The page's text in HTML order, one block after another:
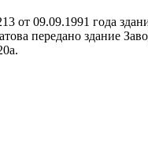
от 09.09.1991 года
передано здание